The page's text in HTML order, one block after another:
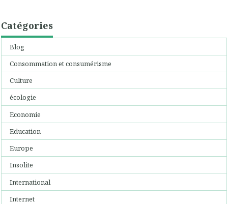
Catégories
Blog
Consommation et consumérisme
Culture
écologie
Economie
Education
Europe
Insolite
International
Internet